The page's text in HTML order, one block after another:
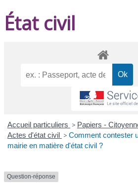
État civil
Accueil particuliers > Papiers -
Actes d'état civil > Comment contester
mairie en matière d'état civil ?
Question-réponse